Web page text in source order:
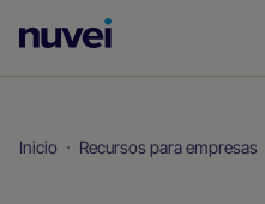
principal
Inicio Recursos para empresas